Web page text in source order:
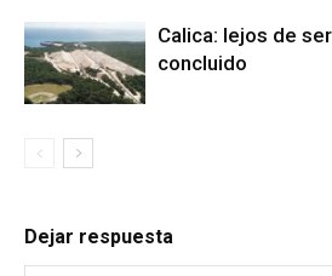
Calica: lejos de
concluido
Dejar respuesta